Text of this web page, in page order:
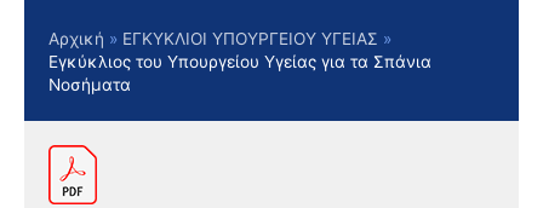
Αρχική
ΕΓΚΥΚΛΙΟΙ ΥΠΟΥΡΓΕΙΟΥ ΥΓΕΙΑΣ
Εγκύκλιος του Υπουργείου Υγείας για τα Σπάνια
Νοσήματα